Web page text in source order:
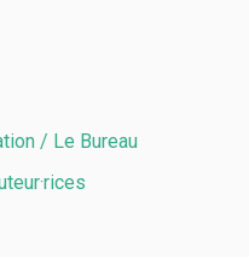
/ Le Bureau